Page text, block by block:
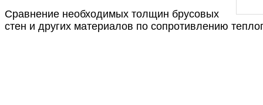
Сравнение необходимых толщин брусовых
стен и других материалов по сопротивлению